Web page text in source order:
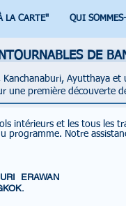
LA CARTE" QUI
DE
Ayutthaya
une première découverte
intérieurs et les tous les
programme. Notre
ERAWAN